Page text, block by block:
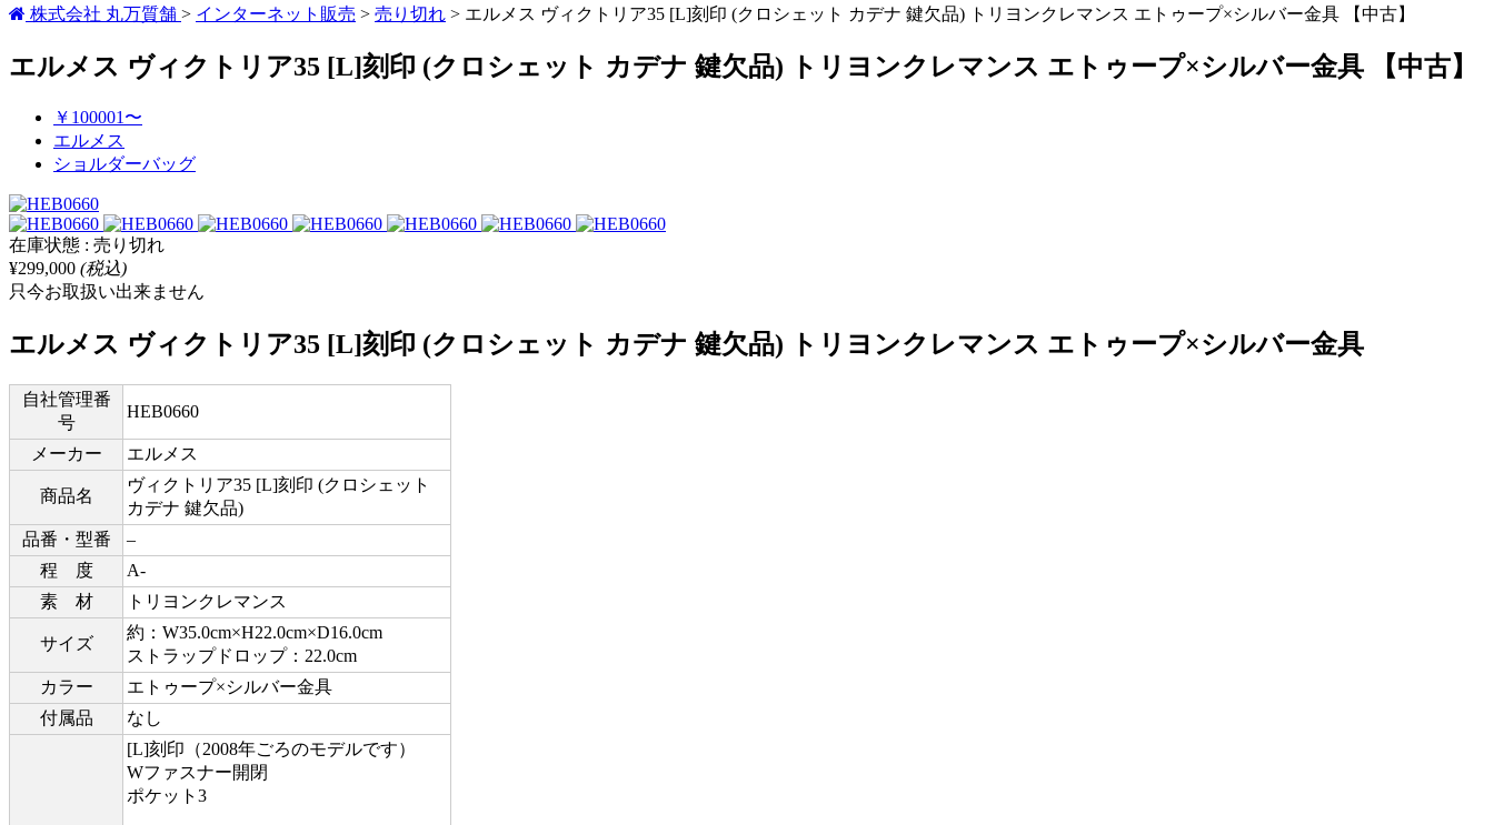
株式会社 丸万質舗 > インターネット販売 > 売り切れ > エルメス ヴィクトリア35 [L]刻印 (クロシェット カデナ 鍵欠品) トリヨンクレマンス エトゥープ×シルバー金具 【中古】
エルメス ヴィクトリア35 [L]刻印 (クロシェット カデナ 鍵欠品) トリヨンクレマンス エトゥープ×シルバー金具 【中古】
￥100001〜
エルメス
ショルダーバッグ
在庫状態 : 売り切れ
¥299,000 (税込)
只今お取扱い出来ません
エルメス ヴィクトリア35 [L]刻印 (クロシェット カデナ 鍵欠品) トリヨンクレマンス エトゥープ×シルバー金具
自社管理番
号
HEB0660
メーカー エルメス
商品名
ヴィクトリア35 [L]刻印 (クロシェット
カデナ 鍵欠品)
品番・型番
–
程 度
A-
素 材
トリヨンクレマンス
サイズ
約：W35.0cm×H22.0cm×D16.0cm
ストラップドロップ：22.0cm
カラー
エトゥープ×シルバー金具
付属品
なし
[L]刻印（2008年ごろのモデルです）
Wファスナー開閉
ポケット3